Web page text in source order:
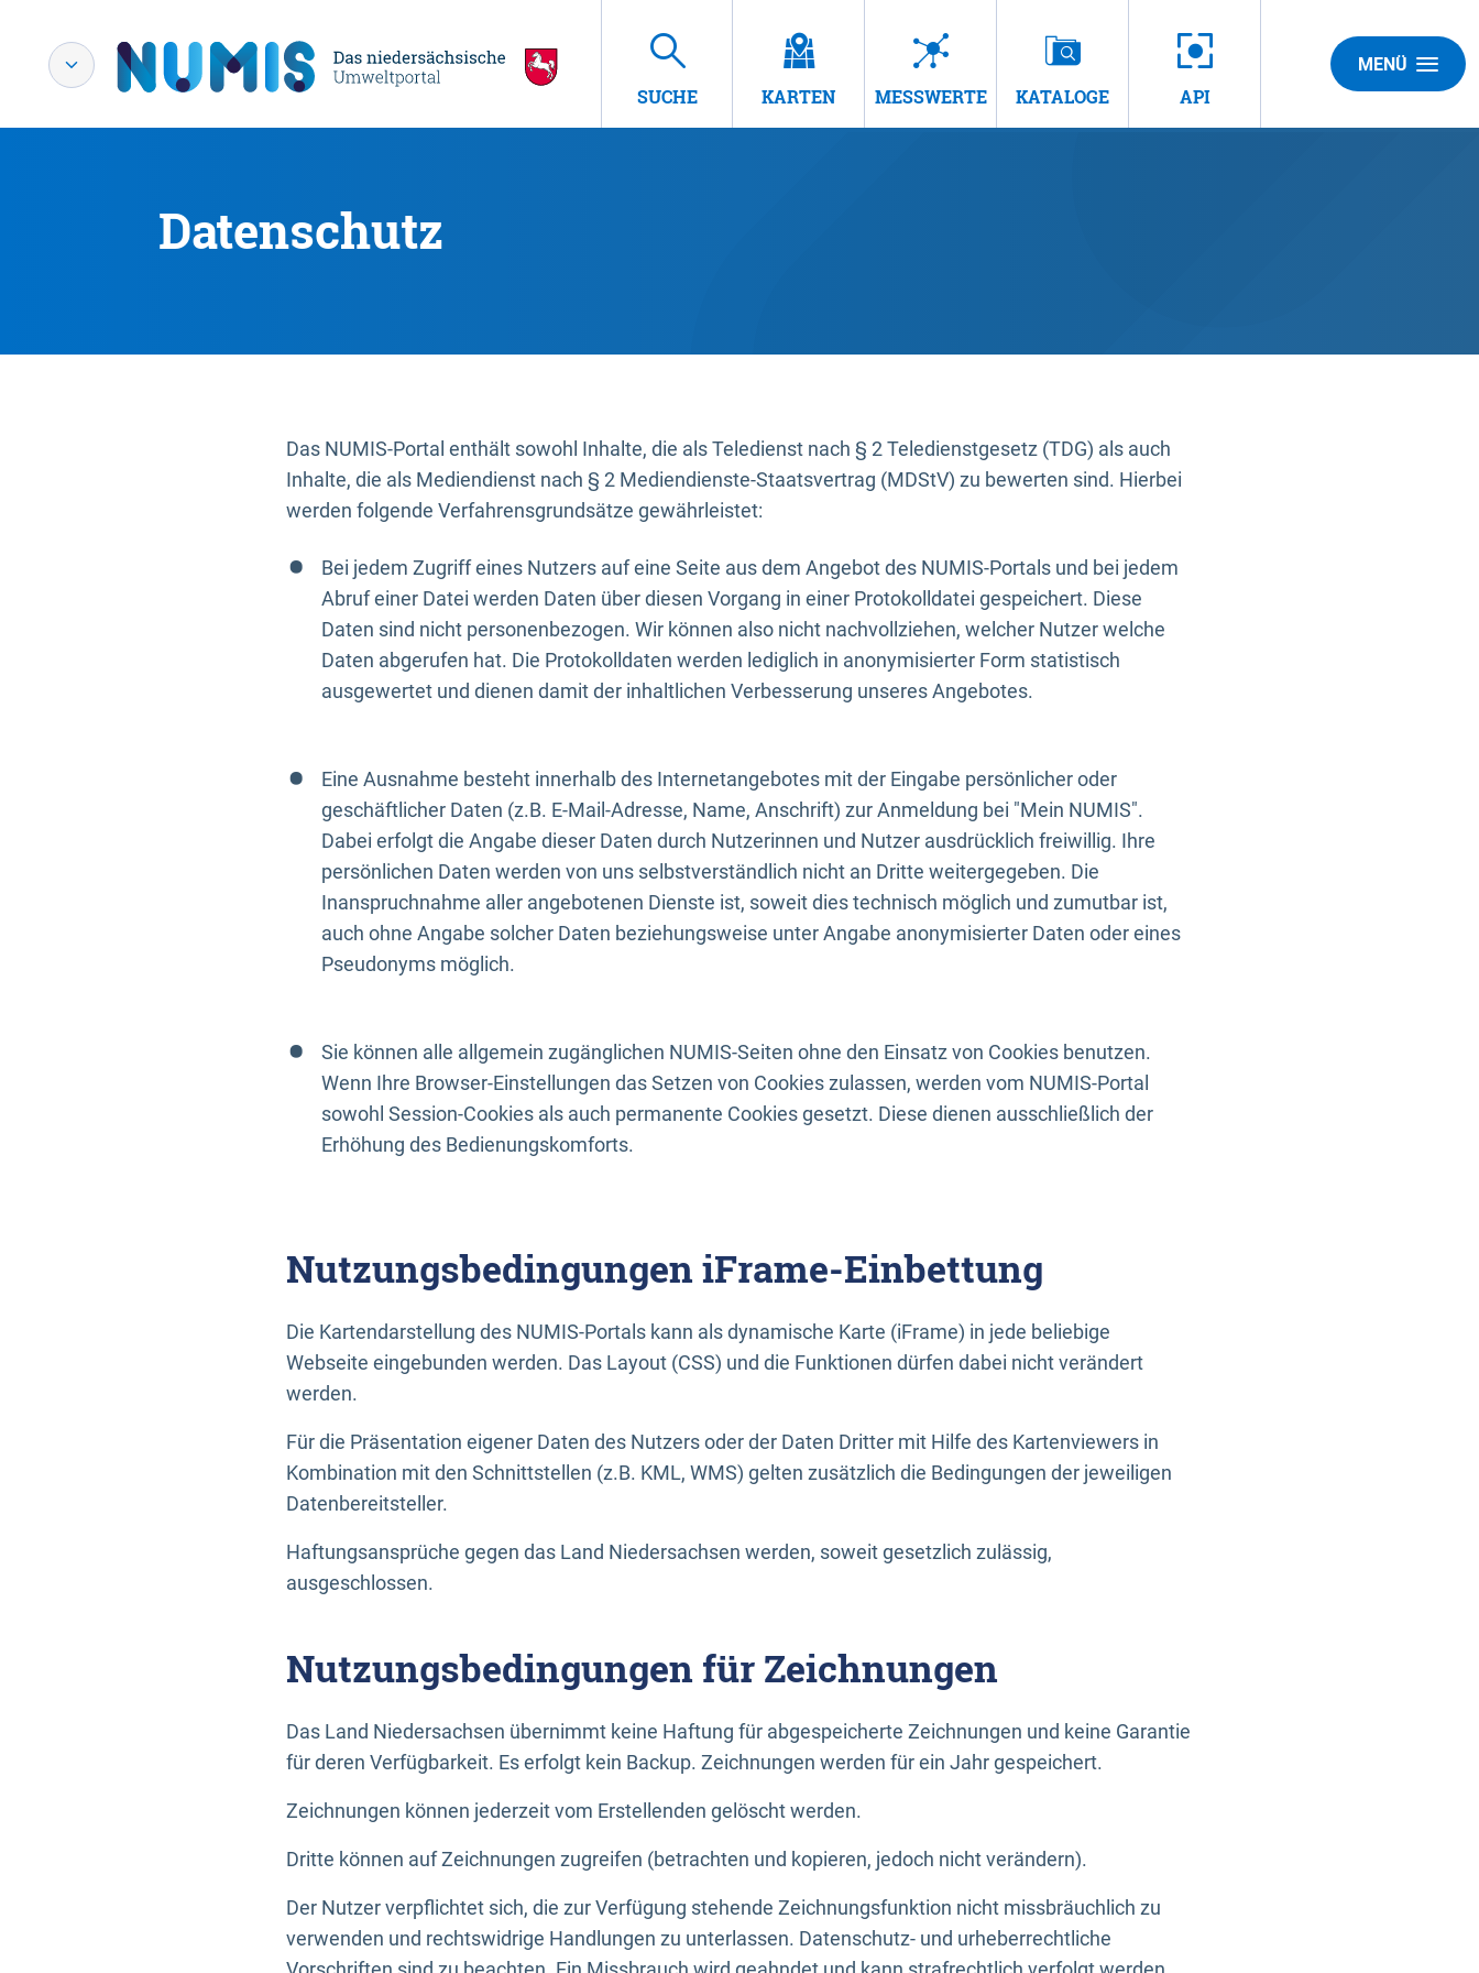
SUCHE KARTEN MESSWERTE KATALOGE API
MENÜ
Datenschutz
Das NUMIS-Portal enthält sowohl Inhalte, die als Teledienst nach § 2 Teledienstgesetz (TDG) als auch
Inhalte, die als Mediendienst nach § 2 Mediendienste-Staatsvertrag (MDStV) zu bewerten sind. Hierbei
werden folgende Verfahrensgrundsätze gewährleistet:
Bei jedem Zugriff eines Nutzers auf eine Seite aus dem Angebot des NUMIS-Portals und bei jedem
Abruf einer Datei werden Daten über diesen Vorgang in einer Protokolldatei gespeichert. Diese
Daten sind nicht personenbezogen. Wir können also nicht nachvollziehen, welcher Nutzer welche
Daten abgerufen hat. Die Protokolldaten werden lediglich in anonymisierter Form statistisch
ausgewertet und dienen damit der inhaltlichen Verbesserung unseres Angebotes.
Eine Ausnahme besteht innerhalb des Internetangebotes mit der Eingabe persönlicher oder
geschäftlicher Daten (z.B. E-Mail-Adresse, Name, Anschrift) zur Anmeldung bei "Mein NUMIS".
Dabei erfolgt die Angabe dieser Daten durch Nutzerinnen und Nutzer ausdrücklich freiwillig. Ihre
persönlichen Daten werden von uns selbstverständlich nicht an Dritte weitergegeben. Die
Inanspruchnahme aller angebotenen Dienste ist, soweit dies technisch möglich und zumutbar ist,
auch ohne Angabe solcher Daten beziehungsweise unter Angabe anonymisierter Daten oder eines
Pseudonyms möglich.
Sie können alle allgemein zugänglichen NUMIS-Seiten ohne den Einsatz von Cookies benutzen.
Wenn Ihre Browser-Einstellungen das Setzen von Cookies zulassen, werden vom NUMIS-Portal
sowohl Session-Cookies als auch permanente Cookies gesetzt. Diese dienen ausschließlich der
Erhöhung des Bedienungskomforts.
Nutzungsbedingungen iFrame-Einbettung
Die Kartendarstellung des NUMIS-Portals kann als dynamische Karte (iFrame) in jede beliebige
Webseite eingebunden werden. Das Layout (CSS) und die Funktionen dürfen dabei nicht verändert
werden.
Für die Präsentation eigener Daten des Nutzers oder der Daten Dritter mit Hilfe des Kartenviewers in
Kombination mit den Schnittstellen (z.B. KML, WMS) gelten zusätzlich die Bedingungen der jeweiligen
Datenbereitsteller.
Haftungsansprüche gegen das Land Niedersachsen werden, soweit gesetzlich zulässig,
ausgeschlossen.
Nutzungsbedingungen für Zeichnungen
Das Land Niedersachsen übernimmt keine Haftung für abgespeicherte Zeichnungen und keine Garantie
für deren Verfügbarkeit. Es erfolgt kein Backup. Zeichnungen werden für ein Jahr gespeichert.
Zeichnungen können jederzeit vom Erstellenden gelöscht werden.
Dritte können auf Zeichnungen zugreifen (betrachten und kopieren, jedoch nicht verändern).
Der Nutzer verpflichtet sich, die zur Verfügung stehende Zeichnungsfunktion nicht missbräuchlich zu
verwenden und rechtswidrige Handlungen zu unterlassen. Datenschutz- und urheberrechtliche